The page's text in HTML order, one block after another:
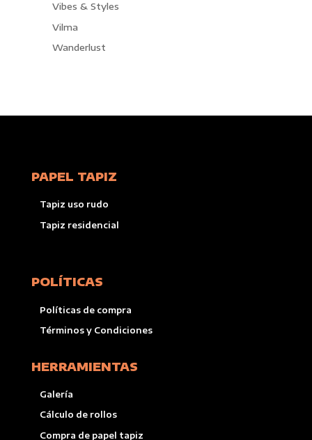
Vibes & Styles
Vilma
Wanderlust
PAPEL TAPIZ
Tapiz uso rudo
Tapiz residencial
POLÍTICAS
Políticas de compra
Términos y Condiciones
HERRAMIENTAS
Galería
Cálculo de rollos
Compra de papel tapiz